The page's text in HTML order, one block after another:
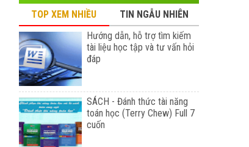
TOP XEM NHIỀU
TIN NGẪU NHIÊN
Hướng dẫn, hỗ trợ tìm kiếm
tài liệu học tập và tư vấn hỏi
đáp
SÁCH - Đánh thức tài năng
toán học (Terry Chew) Full 7
cuốn